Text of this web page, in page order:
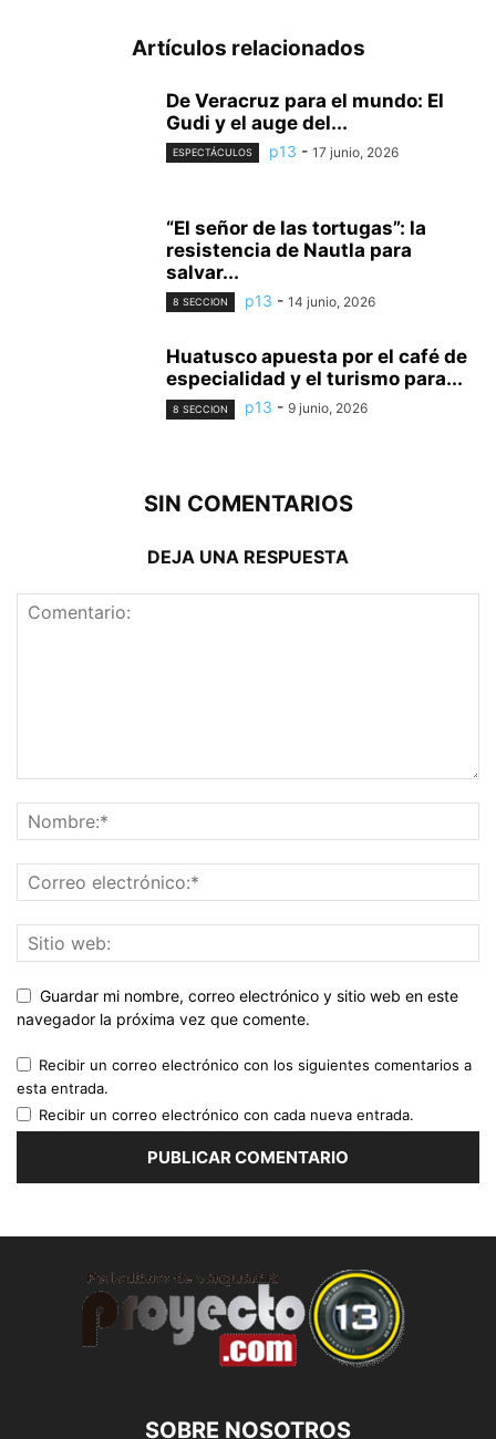
Artículos relacionados
De Veracruz para el mundo: El
Gudi y el auge del...
ESPECTÁCULOS p13 - 17 junio, 2026
“El señor de las tortugas”: la
resistencia de Nautla para
salvar...
8 SECCION p13 - 14 junio, 2026
Huatusco apuesta por el café de
especialidad y el turismo para...
8 SECCION p13 - 9 junio, 2026
SIN COMENTARIOS
DEJA UNA RESPUESTA
Guardar mi nombre, correo electrónico y sitio web en este
navegador la próxima vez que comente.
Recibir un correo electrónico con los siguientes comentarios a
esta entrada.
Recibir un correo electrónico con cada nueva entrada.
SOBRE NOSOTROS